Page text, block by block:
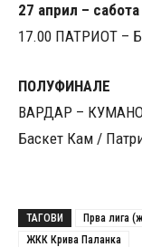
27 април – сабота
17.00 ПАТРИОТ –
ПОЛУФИНАЛЕ
ВАРДАР –
Баскет Кам /
ТАГОВИ Прва лига
ЖКК Крива Паланка